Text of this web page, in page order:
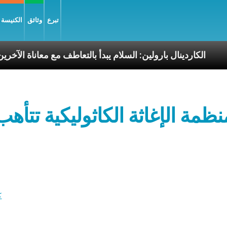
وثائق تبرع
الكاردينال بارولين: السلام يبدأ بالتعاطف مع
الإغاثة الكاثوليكية